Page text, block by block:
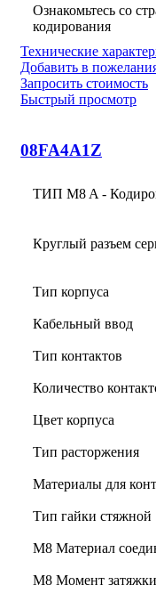
Ознакомьтесь со
кодирования
Технические
Добавить в
Запросить стоимость
Быстрый просмотр
08FA4A1Z
ТИП M8 A -
Круглый разъем
Тип корпуса
Кабельный ввод
Тип контактов
Количество
Цвет корпуса
Тип расторжения
Материалы для
Тип гайки стяжной
М8 Материал
M8 Момент